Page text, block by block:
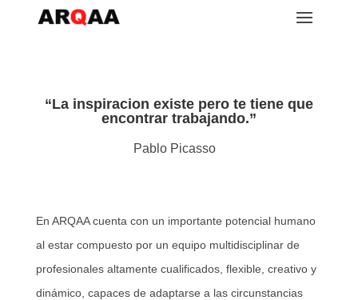
“La inspiracion existe pero te tiene que
encontrar trabajando.”
Pablo Picasso
En ARQAA cuenta con un importante potencial humano
al estar compuesto por un equipo multidisciplinar de
profesionales altamente cualificados, flexible, creativo y
dinámico, capaces de adaptarse a las circunstancias